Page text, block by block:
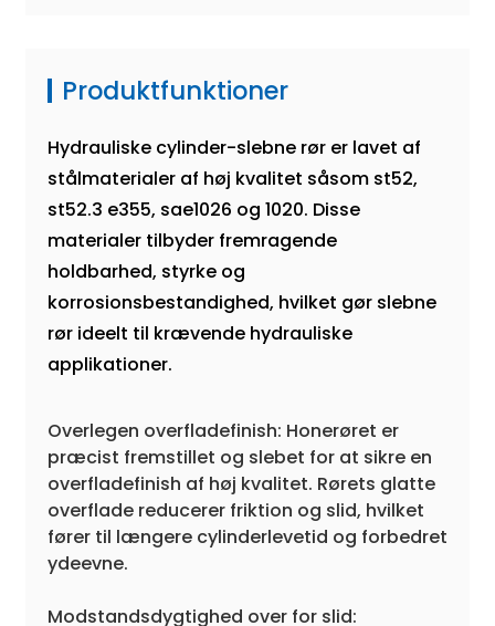
Produktfunktioner
Hydrauliske cylinder-slebne rør er lavet af
stålmaterialer af høj kvalitet såsom st52,
st52.3 e355, sae1026 og 1020. Disse
materialer tilbyder fremragende
holdbarhed, styrke og
korrosionsbestandighed, hvilket gør slebne
rør ideelt til krævende hydrauliske
applikationer.
Overlegen overfladefinish: Honerøret er
præcist fremstillet og slebet for at sikre en
overfladefinish af høj kvalitet. Rørets glatte
overflade reducerer friktion og slid, hvilket
fører til længere cylinderlevetid og forbedret
ydeevne.
Modstandsdygtighed over for slid: